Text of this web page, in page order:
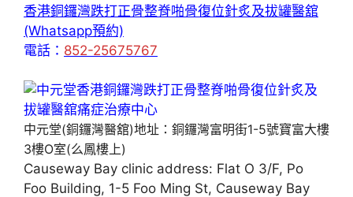
香港銅鑼灣跌打正骨整脊啪骨復位針炙及拔罐醫舘
(Whatsapp預約)
電話： 852-25675767
中元堂(銅鑼灣醫舘)地址：銅鑼灣富明街1-5號寶富大樓
3樓O室(么鳳樓上)
Causeway Bay clinic address: Flat O 3/F, Po
Foo Building, 1-5 Foo Ming St, Causeway Bay